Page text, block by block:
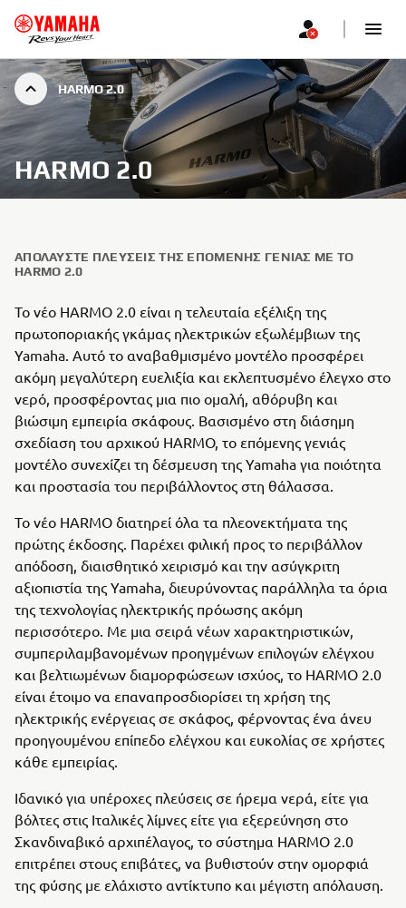
HARMO 2.0
HARMO 2.0
ΑΠΟΛΑΎΣΤΕ ΠΛΕΎΣΕΙΣ ΤΗΣ ΕΠΌΜΕΝΗΣ ΓΕΝΙΆΣ ΜΕ ΤΟ
HARMO 2.0
Το νέο HARMO 2.0 είναι η τελευταία εξέλιξη της
πρωτοποριακής γκάμας ηλεκτρικών εξωλέμβιων της
Yamaha. Αυτό το αναβαθμισμένο μοντέλο προσφέρει
ακόμη μεγαλύτερη ευελιξία και εκλεπτυσμένο έλεγχο στο
νερό, προσφέροντας μια πιο ομαλή, αθόρυβη και
βιώσιμη εμπειρία σκάφους. Βασισμένο στη διάσημη
σχεδίαση του αρχικού HARMO, το επόμενης γενιάς
μοντέλο συνεχίζει τη δέσμευση της Yamaha για ποιότητα
και προστασία του περιβάλλοντος στη θάλασσα.
Το νέο HARMO διατηρεί όλα τα πλεονεκτήματα της
πρώτης έκδοσης. Παρέχει φιλική προς το περιβάλλον
απόδοση, διαισθητικό χειρισμό και την ασύγκριτη
αξιοπιστία της Yamaha, διευρύνοντας παράλληλα τα όρια
της τεχνολογίας ηλεκτρικής πρόωσης ακόμη
περισσότερο. Με μια σειρά νέων χαρακτηριστικών,
συμπεριλαμβανομένων προηγμένων επιλογών ελέγχου
και βελτιωμένων διαμορφώσεων ισχύος, το HARMO 2.0
είναι έτοιμο να επαναπροσδιορίσει τη χρήση της
ηλεκτρικής ενέργειας σε σκάφος, φέρνοντας ένα άνευ
προηγουμένου επίπεδο ελέγχου και ευκολίας σε χρήστες
κάθε εμπειρίας.
Ιδανικό για υπέροχες πλεύσεις σε ήρεμα νερά, είτε για
βόλτες στις Ιταλικές λίμνες είτε για εξερεύνηση στο
Σκανδιναβικό αρχιπέλαγος, το σύστημα HARMO 2.0
επιτρέπει στους επιβάτες, να βυθιστούν στην ομορφιά
της φύσης με ελάχιστο αντίκτυπο και μέγιστη απόλαυση.